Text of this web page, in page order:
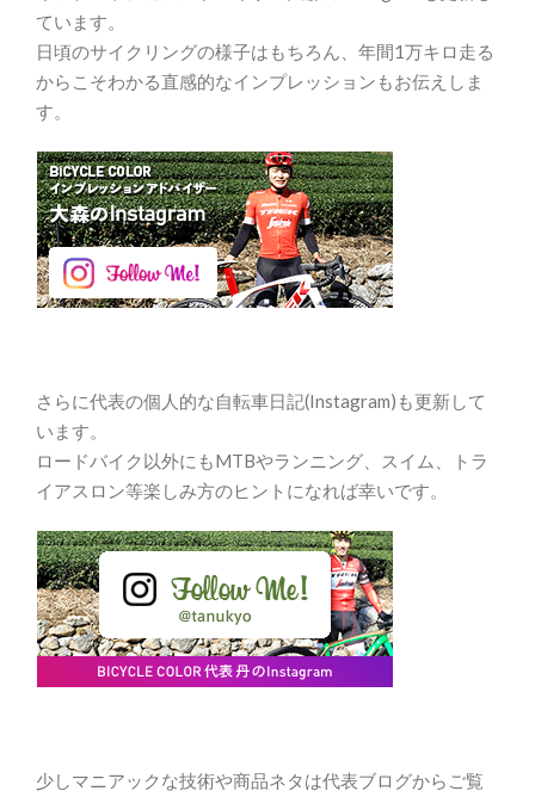
ています。
日頃のサイクリングの様子はもちろん、年間1万キロ走る
からこそわかる直感的なインプレッションもお伝えしま
す。
さらに代表の個人的な自転車日記(Instagram)も更新して
います。
ロードバイク以外にもMTBやランニング、スイム、トラ
イアスロン等楽しみ方のヒントになれば幸いです。
少しマニアックな技術や商品ネタは代表ブログからご覧